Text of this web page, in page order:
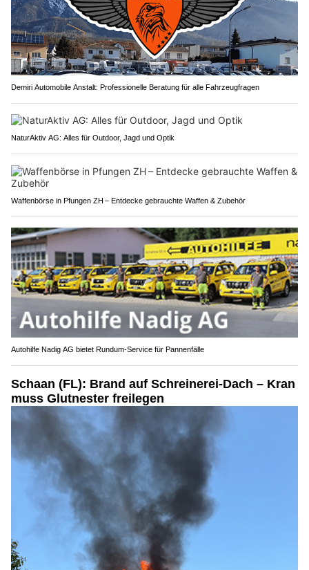
Demiri Automobile Anstalt: Professionelle Beratung für alle Fahrzeugfragen
NaturAktiv AG: Alles für Outdoor, Jagd und Optik
Waffenbörse in Pfungen ZH – Entdecke gebrauchte Waffen & Zubehör
Autohilfe Nadig AG bietet Rundum‑Service für Pannenfälle
Schaan (FL): Brand auf Schreinerei-Dach – Kran
muss Glutnester freilegen